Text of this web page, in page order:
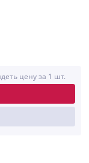
цену за 1 шт.